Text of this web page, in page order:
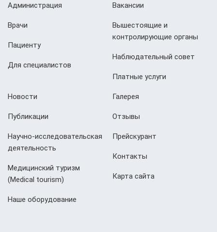
Администрация
Врачи
Пациенту
Для специалистов
Вакансии
Вышестоящие и
контролирующие органы
Наблюдательный совет
Платные услуги
Новости
Публикации
Научно-исследовательская
деятельность
Медицинский туризм
(Мedical tourism)
Наше оборудование
Галерея
Отзывы
Прейскурант
Контакты
Карта сайта